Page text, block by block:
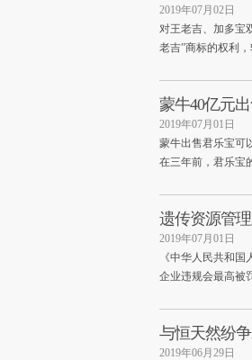
2019年07月02日
对王老吉、加多宝
老吉”商标的权利
蒙牛40亿元
2019年07月01日
蒙牛出售君乐宝可
在三年前，君乐宝
遗传资源管
2019年07月01日
《中华人民共和
企业违规会最高被
与恒天然纷
2019年06月29日